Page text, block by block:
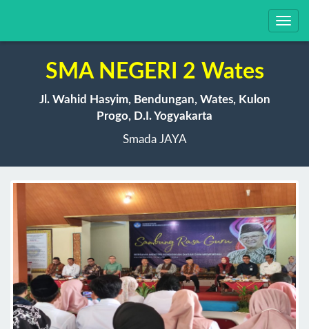
SMA NEGERI 2 Wates
Jl. Wahid Hasyim, Bendungan, Wates, Kulon
Progo, D.I. Yogyakarta
Smada JAYA